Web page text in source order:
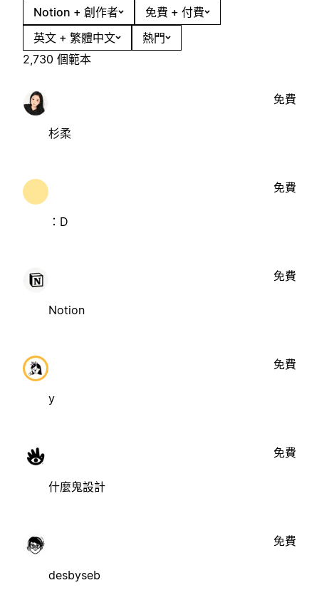
Notion + 創作者
免費 + 付費
英文 + 繁體中文
熱門
2,730 個範本
杉柔
免費
：D
免費
Notion
免費
y
免費
什麼鬼設計
免費
desbyseb
免費